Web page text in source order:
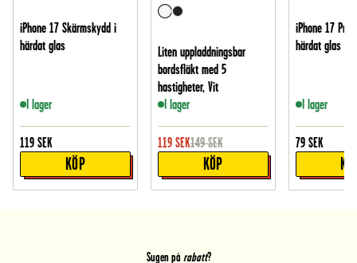
iPhone 17 Skärmskydd i
härdat glas
I lager
119 SEK
KÖP
Liten uppladdningsbar
bordsfläkt med 5
hastigheter, Vit
I lager
119 SEK149 SEK
KÖP
iPhone 17 Pro
härdat glas
I lager
79 SEK
Sugen på rabatt?